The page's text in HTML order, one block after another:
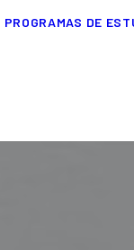
PROGRAMAS DE